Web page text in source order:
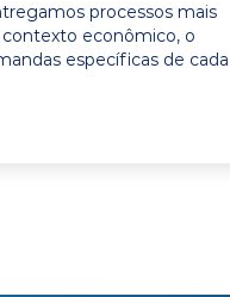
processos mais
econômico, o
específicas de cada